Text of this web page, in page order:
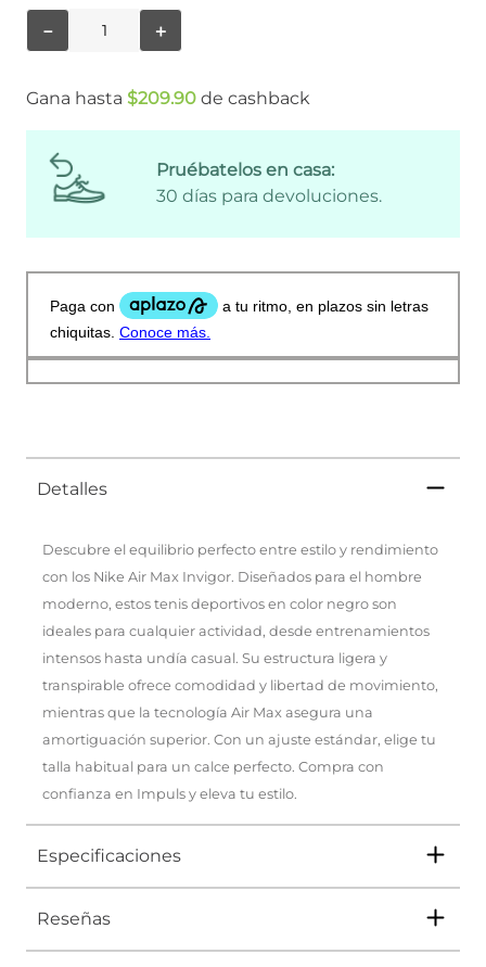
＋
－
Gana hasta $209.90 de cashback
Pruébatelos en casa:
30 días para devoluciones.
Detalles
Descubre el equilibrio perfecto entre estilo y rendimiento
con los Nike Air Max Invigor. Diseñados para el hombre
moderno, estos tenis deportivos en color negro son
ideales para cualquier actividad, desde entrenamientos
intensos hasta undía casual. Su estructura ligera y
transpirable ofrece comodidad y libertad de movimiento,
mientras que la tecnología Air Max asegura una
amortiguación superior. Con un ajuste estándar, elige tu
talla habitual para un calce perfecto. Compra con
confianza en Impuls y eleva tu estilo.
Especificaciones
Tipo
Reseñas